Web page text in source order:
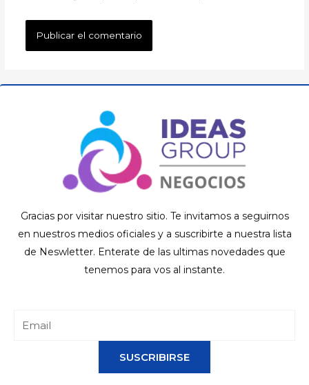
Gracias por visitar nuestro sitio. Te invitamos a seguirnos
en nuestros medios oficiales y a suscribirte a nuestra lista
de Neswletter. Enterate de las ultimas novedades que
tenemos para vos al instante.
SUSCRIBIRSE